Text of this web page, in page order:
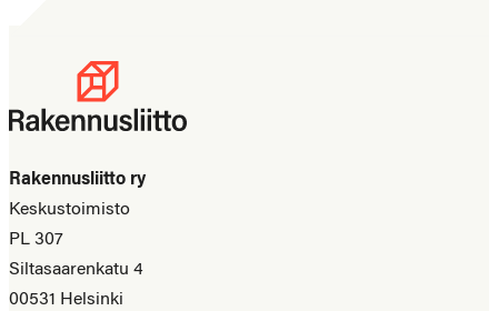
Rakennusliitto ry
Keskustoimisto
PL 307
Siltasaarenkatu 4
00531 Helsinki